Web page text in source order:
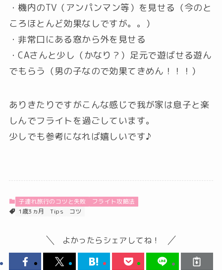
・機内のTV（アンパンマン等）を見せる（今のと
ころほとんど効果なしですが。。）
・非常口にある窓から外を見せる
・CAさんと少し（かなり？）足元で遊ばせる遊ん
でもらう（男の子なので効果てきめん！！！）
ありきたりですがこんな感じで我が家は息子と楽
しんでフライトを過ごしています。
少しでも参考になれば嬉しいです♪
子連れ旅行のコツと失敗
フライト攻略法
1歳3ヵ月
Tips コツ
よかったらシェアしてね！